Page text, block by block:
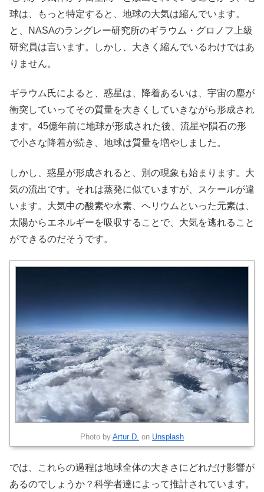
球は、もっと特定すると、地球の大気は縮んでいます。
と、NASAのラングレー研究所のギラウム・グロノフ上級
研究員は言います。しかし、大きく縮んでいるわけではあ
りません。
ギラウム氏によると、惑星は、降着あるいは、宇宙の塵が
衝突していってその質量を大きくしていきながら形成され
ます。45億年前に地球が形成された後、流星や隕石の形
で小さな降着が続き、地球は質量を増やしました。
しかし、惑星が形成されると、別の現象も始まります。大
気の流出です。それは蒸発に似ていますが、スケールが違
います。大気中の酸素や水素、ヘリウムといった元素は、
太陽からエネルギーを吸収することで、大気を逃れること
ができるのだそうです。
Photo by Artur D. on Unsplash
では、これらの過程は地球全体の大きさにどれだけ影響が
あるのでしょうか？科学者達によって推計されています。